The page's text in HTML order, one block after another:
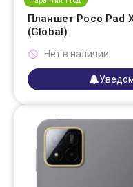
Планшет Poco Pad
(Global)
Нет в наличии